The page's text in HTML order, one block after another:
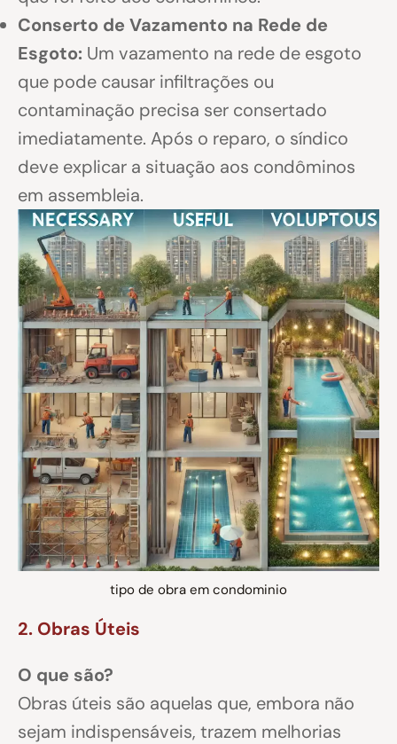
Conserto de Vazamento na Rede de
Esgoto: Um vazamento na rede de esgoto
que pode causar infiltrações ou
contaminação precisa ser consertado
imediatamente. Após o reparo, o síndico
deve explicar a situação aos condôminos
em assembleia.
tipo de obra em condominio
2. Obras Úteis
O que são?
Obras úteis são aquelas que, embora não
sejam indispensáveis, trazem melhorias